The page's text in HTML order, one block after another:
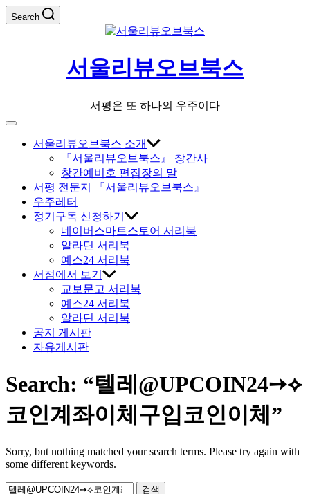
Skip
to
Search
서울리뷰오브북스
서평은 또 하나의 우주이다
Off
Canvas서울리뷰오브북스 소개
『서울리뷰오브북스』 창간사
창간예비호 편집장의 말
서평 전문지 『서울리뷰오브북스』
우주레터
정기구독 신청하기
네이버스마트스토어 서리북
알라딘 서리북
예스24 서리북
서점에서 보기
교보문고 서리북
예스24 서리북
알라딘 서리북
공지 게시판
자유게시판
Search: “텔레@UPCOIN24➙⟡
코인계좌이체구입코인이체”
Sorry, but nothing matched your search terms. Please try again with
some different keywords.
검